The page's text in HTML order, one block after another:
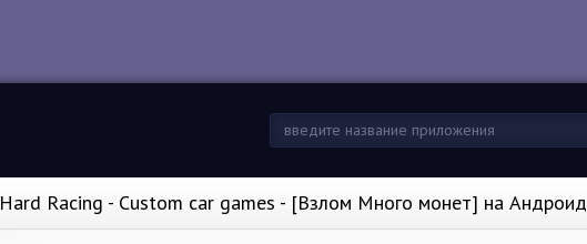
Hard Racing - Custom car games - [Взлом Много монет] на Андроид